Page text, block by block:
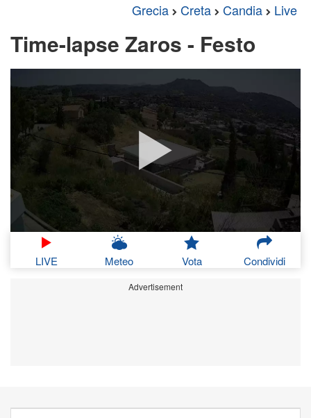
Grecia Creta Candia Live
Time-lapse Zaros - Festo
LIVE Meteo Vota Condividi
Advertisement